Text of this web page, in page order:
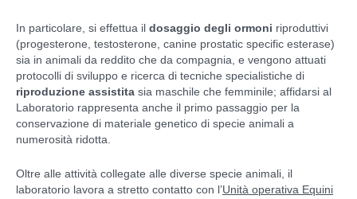
In particolare, si effettua il dosaggio degli ormoni riproduttivi
(progesterone, testosterone, canine prostatic specific esterase)
sia in animali da reddito che da compagnia, e vengono attuati
protocolli di sviluppo e ricerca di tecniche specialistiche di
riproduzione assistita sia maschile che femminile; affidarsi al
Laboratorio rappresenta anche il primo passaggio per la
conservazione di materiale genetico di specie animali a
numerosità ridotta.
Oltre alle attività collegate alle diverse specie animali, il
laboratorio lavora a stretto contatto con l’Unità operativa Equini